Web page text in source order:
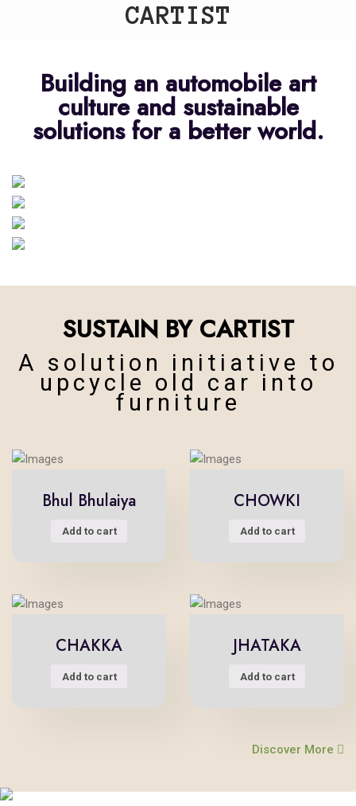
CARTIST
Building an automobile art
culture and sustainable
solutions for a better world.
SUSTAIN BY CARTIST
A solution initiative to
upcycle old car into
furniture
Bhul Bhulaiya
Add to cart
CHOWKI
Add to cart
CHAKKA
Add to cart
JHATAKA
Add to cart
Discover More